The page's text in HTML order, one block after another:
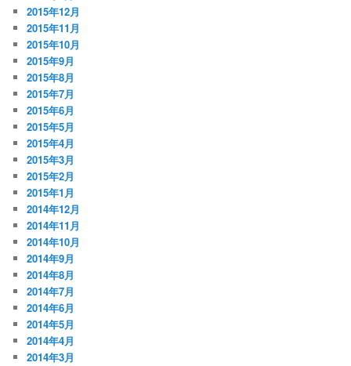
2015年12月
2015年11月
2015年10月
2015年9月
2015年8月
2015年7月
2015年6月
2015年5月
2015年4月
2015年3月
2015年2月
2015年1月
2014年12月
2014年11月
2014年10月
2014年9月
2014年8月
2014年7月
2014年6月
2014年5月
2014年4月
2014年3月